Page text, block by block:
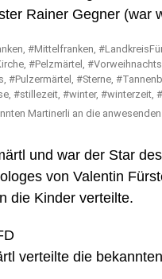
Rainer Gegner (war
Martinerli an die
und war der Star
von Valentin
die Kinder verteilte.
verteilte die